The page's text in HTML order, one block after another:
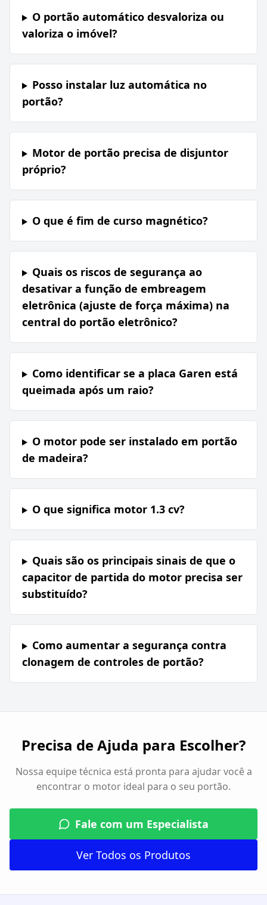
O portão automático desvaloriza ou
valoriza o imóvel?
Posso instalar luz automática no
portão?
Motor de portão precisa de disjuntor
próprio?
O que é fim de curso magnético?
Quais os riscos de segurança ao
desativar a função de embreagem
eletrônica (ajuste de força máxima) na
central do portão eletrônico?
Como identificar se a placa Garen está
queimada após um raio?
O motor pode ser instalado em portão
de madeira?
O que significa motor 1.3 cv?
Quais são os principais sinais de que o
capacitor de partida do motor precisa ser
substituído?
Como aumentar a segurança contra
clonagem de controles de portão?
Precisa de Ajuda para Escolher?
Nossa equipe técnica está pronta para ajudar você a
encontrar o motor ideal para o seu portão.
Fale com um Especialista
Ver Todos os Produtos